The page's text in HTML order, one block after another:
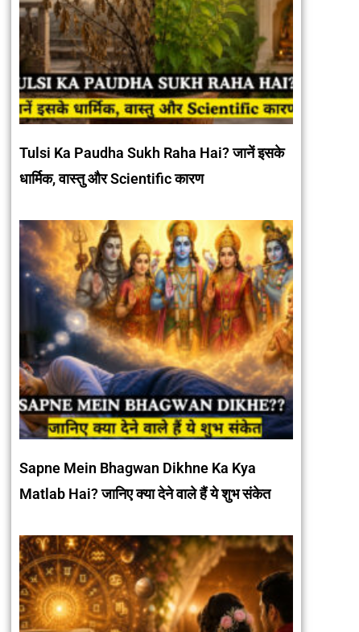
Tulsi Ka Paudha Sukh Raha Hai? जानें इसके
धार्मिक, वास्तु और Scientific कारण
Sapne Mein Bhagwan Dikhne Ka Kya
Matlab Hai? जानिए क्या देने वाले हैं ये शुभ संकेत